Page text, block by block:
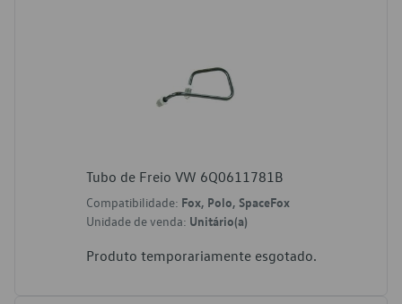
Tubo de Freio VW 6Q0611781B
Compatibilidade: Fox, Polo, SpaceFox
Unidade de venda: Unitário(a)
Produto temporariamente esgotado.